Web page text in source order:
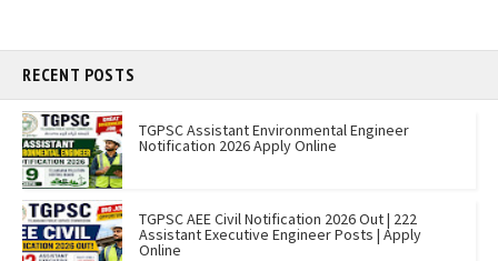
RECENT POSTS
TGPSC Assistant Environmental Engineer
Notification 2026 Apply Online
TGPSC AEE Civil Notification 2026 Out | 222
Assistant Executive Engineer Posts | Apply
Online